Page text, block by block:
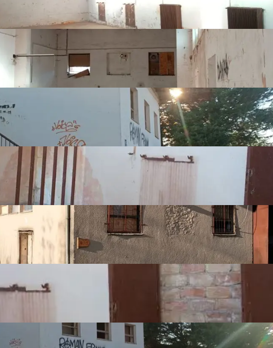
a visina je 6 metara pa postoji mogućnost pregrađivanja još jednog kata.
skladište, trgovinu ili proizvodnju.
okružen sa svih strana zemljištem u vlasništvu Republike Hrvatske.
firme, koja to i prodaje.
Show more
the listing
180.000 €
643 €
280 ㎡
Listing details
Number of bedrooms
3
Joinery
Wooden